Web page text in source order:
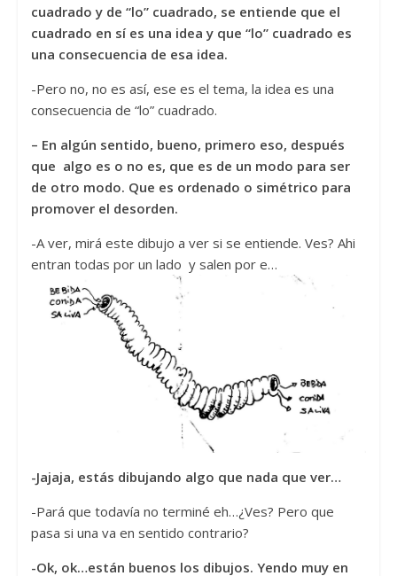
cuadrado y de “lo” cuadrado, se entiende que el
cuadrado en sí es una idea y que “lo” cuadrado es
una consecuencia de esa idea.
-Pero no, no es así, ese es el tema, la idea es una
consecuencia de “lo” cuadrado.
– En algún sentido, bueno, primero eso, después
que algo es o no es, que es de un modo para ser
de otro modo. Que es ordenado o simétrico para
promover el desorden.
-A ver, mirá este dibujo a ver si se entiende. Ves? Ahi
entran todas por un lado y salen por e…
-Jajaja, estás dibujando algo que nada que ver…
-Pará que todavía no terminé eh…¿Ves? Pero que
pasa si una va en sentido contrario?
-Ok, ok…están buenos los dibujos. Yendo muy en